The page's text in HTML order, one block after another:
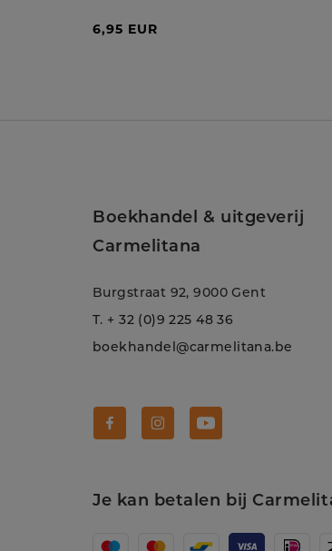
6,95 EUR
Boekhandel & uitgeverij
Carmelitana
Burgstraat 92, 9000 Gent
T. + 32 (0)9 225 48 36
boekhandel@carmelitana.be
Je kan betalen bij